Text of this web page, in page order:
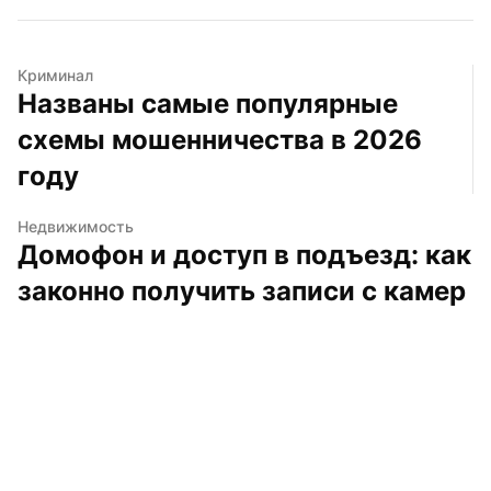
Криминал
Названы самые популярные
схемы мошенничества в 2026
году
Недвижимость
Домофон и доступ в подъезд: как
законно получить записи с камер